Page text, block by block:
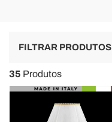
FILTRAR PRODUTOS
35 Produtos